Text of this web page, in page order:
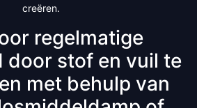
creëren.
regelmatige
door stof en vuil te
met behulp van